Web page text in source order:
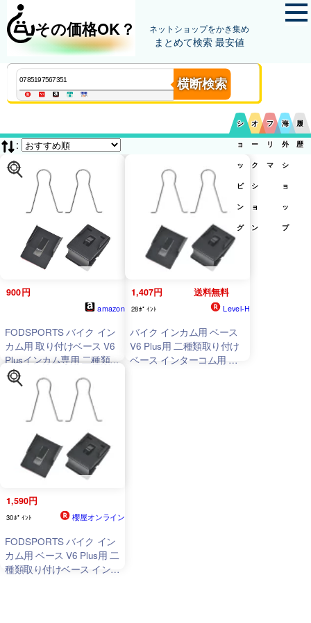
その価格OK？ ネットショップをかき集め
まとめて検索 最安値
横断検索
シ
ョ
ッ
ピ
ン
グ
オ
ー
ク
シ
ョ
ン
フ
リ
マ
海
外
シ
ョ
ッ
プ
履
歴
:
900円
amazon
FODSPORTS バイク イン
カム用 取り付けベース V6
Plusインカム専用 二種類取
り付けベース 両面テープ
ヘルメット取付クリップ 1
1,407円 送料無料
28ﾎﾟｲﾝﾄ Level-H
バイク インカム用 ベース
V6 Plus用 二種類取り付け
ベース インターコム用 パ
1,590円
30ﾎﾟｲﾝﾄ 櫻屋オンライン
FODSPORTS バイク イン
カム用 ベース V6 Plus用 二
種類取り付けベース インタ